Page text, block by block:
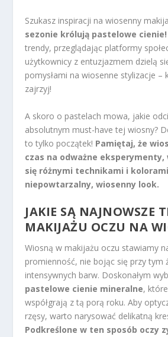
Szukasz inspiracji na wiosenny
sezonie królują pastelowe cienie!
trendy, przeglądając platformy
użytkownicy z entuzjazmem dzielą
pomysłami na wiosenne stylizacje –
zajrzyj!
A skoro o pastelach mowa, jakie
absolutnym must-have tej wiosny?
to tylko początek! Pamiętaj, że
czas na odważne eksperymenty,
się różnymi technikami i
niepowtarzalny, wiosenny look.
JAKIE SĄ NAJNOWSZE
MAKIJAŻU OCZU NA
Wiosną w makijażu oczu stawiamy
promienność, nie bojąc się przy tym
intensywnych barw. Doskonałym
pastelowe cienie mineralne,
współgrają z tą porą roku. Aby
rzęsy, warto narysować delikatną
Podkreślone w ten sposób oczy